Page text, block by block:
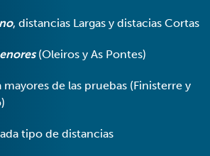
, distancias Largas y distacias Cortas
(Oleiros y As Pontes)
mayores de las pruebas (Finisterre y
tipo de distancias